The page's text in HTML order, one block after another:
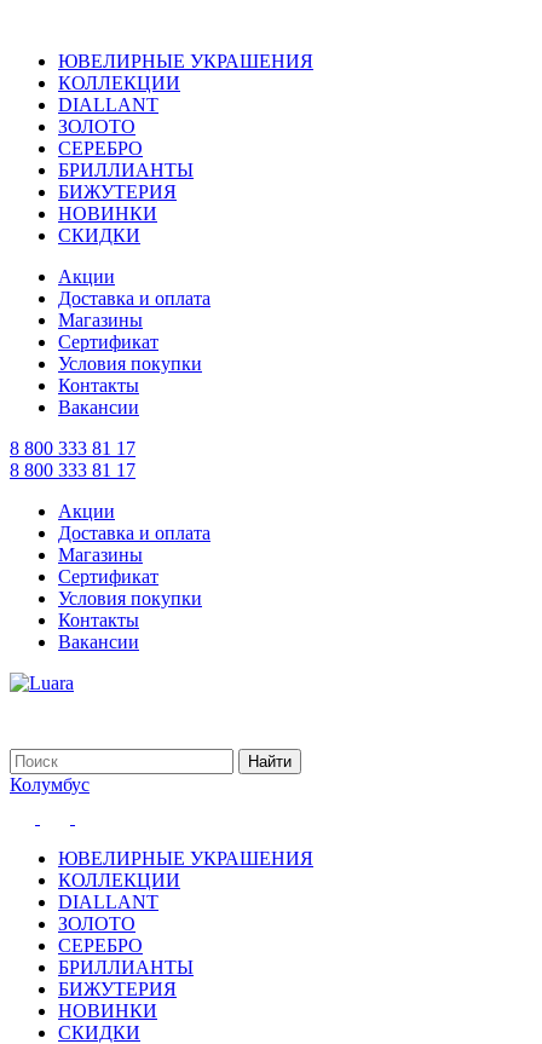
ЮВЕЛИРНЫЕ УКРАШЕНИЯ
КОЛЛЕКЦИИ
DIALLANT
ЗОЛОТО
СЕРЕБРО
БРИЛЛИАНТЫ
БИЖУТЕРИЯ
НОВИНКИ
СКИДКИ
Акции
Доставка и оплата
Магазины
Сертификат
Условия покупки
Контакты
Вакансии
8 800 333 81 17
8 800 333 81 17
Акции
Доставка и оплата
Магазины
Сертификат
Условия покупки
Контакты
Вакансии
Колумбус
ЮВЕЛИРНЫЕ УКРАШЕНИЯ
КОЛЛЕКЦИИ
DIALLANT
ЗОЛОТО
СЕРЕБРО
БРИЛЛИАНТЫ
БИЖУТЕРИЯ
НОВИНКИ
СКИДКИ